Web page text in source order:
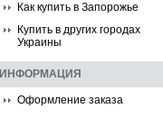
Как купить в Запорожье
Купить в других городах
Украины
ИНФОРМАЦИЯ
Оформление заказа